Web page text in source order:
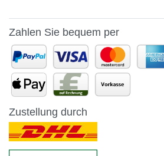
Zahlen Sie bequem per
Zustellung durch